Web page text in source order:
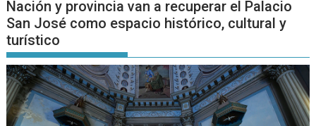
Nación y provincia van a recuperar el Palacio
San José como espacio histórico, cultural y
turístico